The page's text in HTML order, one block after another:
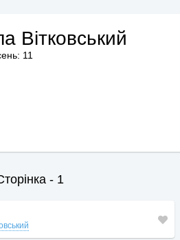
Вітковський
11
- 1